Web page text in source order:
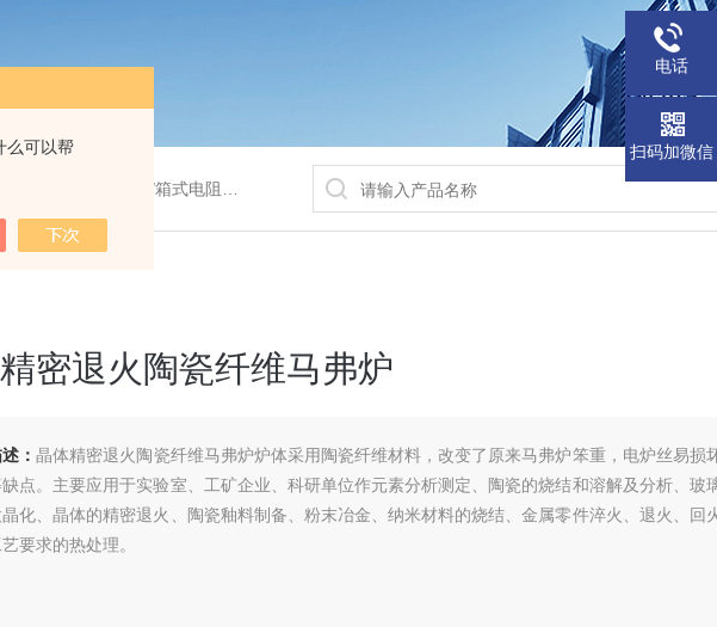
么可以帮
炉/气氛炉/试验箱/摇床/振荡器/水槽/水浴锅等
密退火陶瓷纤维马弗炉
：晶体精密退火陶瓷纤维马弗炉炉体采用陶瓷纤维材料，改变了原来马弗炉笨重，电炉丝易损
缺点。主要应用于实验室、工矿企业、科研单位作元素分析测定、陶瓷的烧结和溶解及分析、玻
化、晶体的精密退火、陶瓷釉料制备、粉末冶金、纳米材料的烧结、金属零件淬火、退火、回
要求的热处理。
电话
扫码加微信